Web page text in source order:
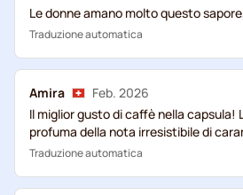
Le donne amano molto questo
Traduzione automatica
Amira
Feb. 2026
Il miglior gusto di caffè nella capsula!
profuma della nota irresistibile di
Traduzione automatica